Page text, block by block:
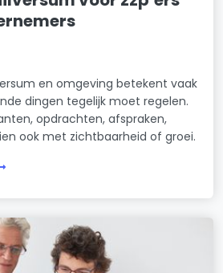
en omgeving betekent vaak
dingen tegelijk moet regelen.
opdrachten, afspraken,
ook met zichtbaarheid of groei.